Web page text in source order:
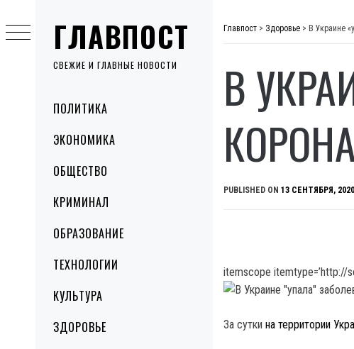
ГЛАВПОСТ
СВЕЖИЕ И ГЛАВНЫЕ НОВОСТИ
MenuПОЛИТИКА
ЭКОНОМИКА
ОБЩЕСТВО
КРИМИНАЛ
ОБРАЗОВАНИЕ
ТЕХНОЛОГИИ
КУЛЬТУРА
ЗДОРОВЬЕ
to
content
Главпост > Здоровье > В Украине
В
PUBLISHED ON 13 СЕНТЯБРЯ, 2020
itemscope itemtype=’http://
За сутки на территории